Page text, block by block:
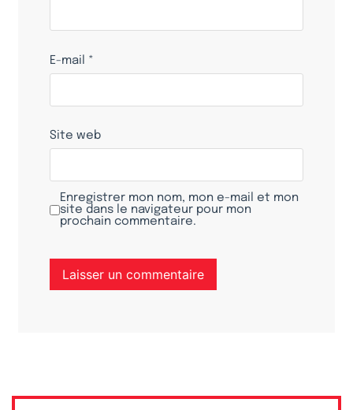
E-mail *
Site web
Enregistrer mon nom, mon e-mail et mon
site dans le navigateur pour mon
prochain commentaire.